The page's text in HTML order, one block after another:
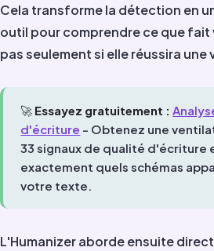
Cela transforme la détection en
outil pour comprendre ce que
pas seulement si elle réussira
🚀 Essayez gratuitement :
d'écriture - Obtenez une
33 signaux de qualité d'écriture
exactement quels schémas
votre texte.
L'Humanizer aborde ensuite